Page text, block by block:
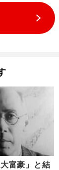
富豪」と結